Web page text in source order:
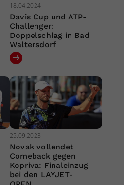
18.04.2024
Davis Cup und ATP-
Challenger:
Doppelschlag in Bad
Waltersdorf
25.09.2023
Novak vollendet
Comeback gegen
Kopriva: Finaleinzug
bei den LAYJET-